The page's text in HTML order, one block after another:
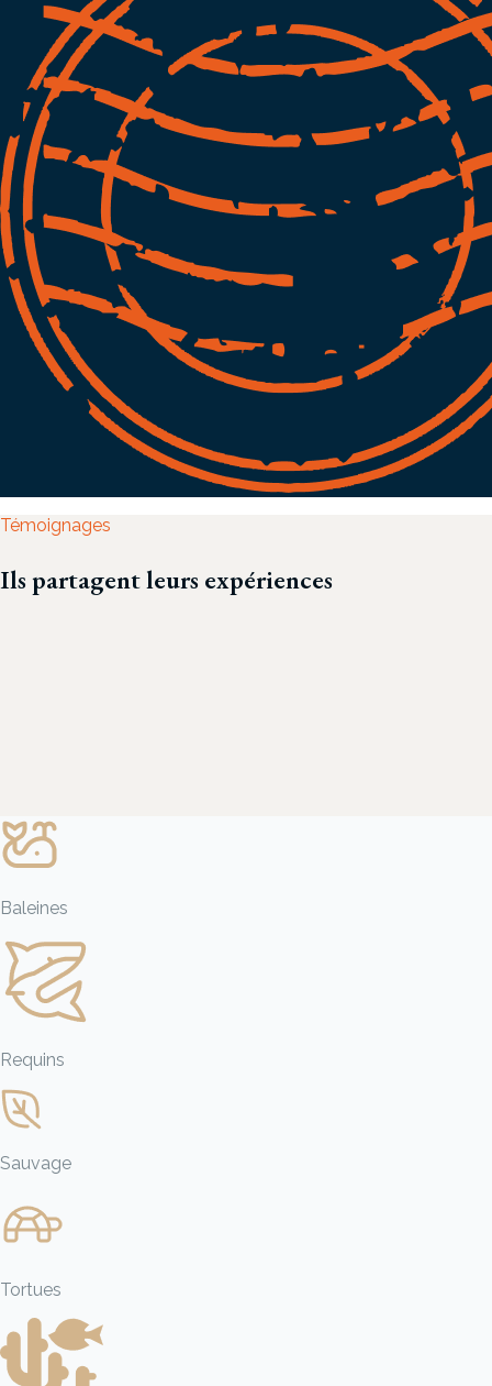
Témoignages
Ils partagent leurs expériences
Baleines
Requins
Sauvage
Tortues